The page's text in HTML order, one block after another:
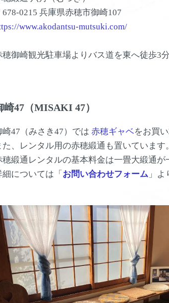
678-0215 兵庫県赤穂市御崎107
www.akodantsu-mutsuki.com/
穂御崎観光駐車場よりバス道を東へ徒歩3分
崎47（MISAKI 47）
崎47（みさき47）では 赤穂ギャベをお買
た、レンタル用の赤穂緞通も置いていま
穂緞通レンタルの基本料金は一畳大緞通が
細については「 お問い合わせフォーム 」よ